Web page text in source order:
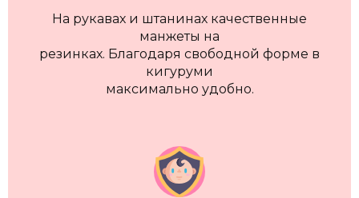
На рукавах и штанинах качественные
манжеты на
резинках. Благодаря свободной форме в
кигуруми
максимально удобно.